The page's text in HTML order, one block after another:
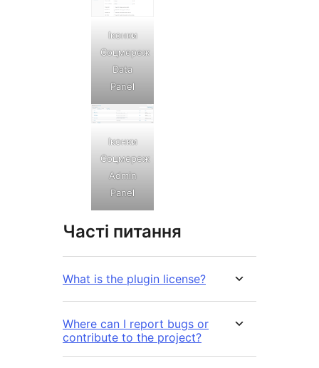
Іконки
Соцмереж
Data
Panel
Іконки
Соцмереж
Admin
Panel
Часті питання
What is the plugin license?
Where can I report bugs or
contribute to the project?